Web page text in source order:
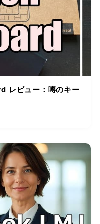
レビュー：噂のキー